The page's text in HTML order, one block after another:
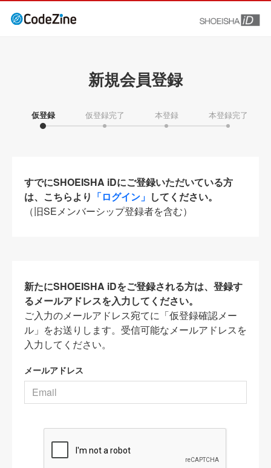
新規会員登録
仮登録 仮登録完了 本登録 本登録完了
すでにSHOEISHA iDにご登録いただいている方
は、こちらより 「ログイン」 してください。
（旧SEメンバーシップ登録者を含む）
新たにSHOEISHA iDをご登録される方は、登録す
るメールアドレスを入力してください。
ご入力のメールアドレス宛てに「仮登録確認メー
ル」をお送りします。受信可能なメールアドレスを
入力してください。
メールアドレス